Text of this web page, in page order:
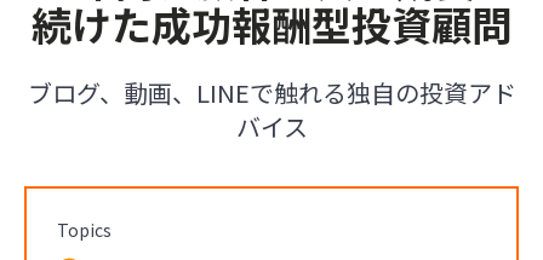
続けた成功報酬型投資顧問
ブログ、動画、LINEで触れる独自の投資アド
バイス
Topics